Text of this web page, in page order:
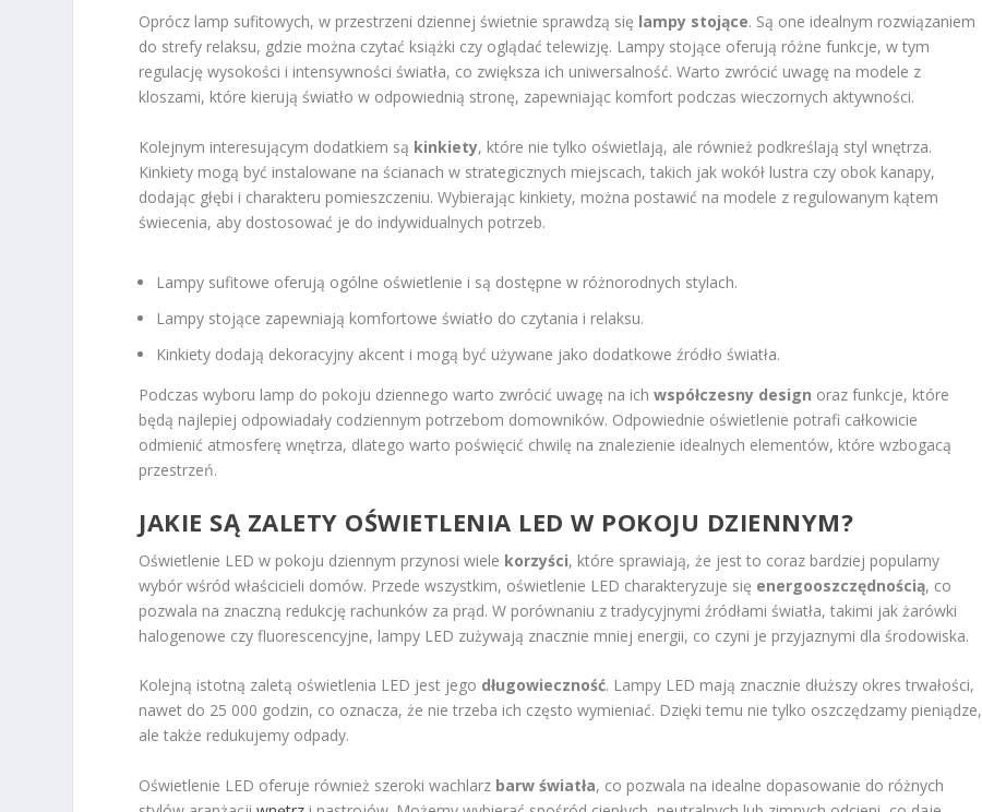
Oprócz lamp sufitowych, w przestrzeni dziennej świetnie sprawdzą się lampy stojące. Są one idealnym rozwiązaniem
do strefy relaksu, gdzie można czytać książki czy oglądać telewizję. Lampy stojące oferują różne funkcje, w tym
regulację wysokości i intensywności światła, co zwiększa ich uniwersalność. Warto zwrócić uwagę na modele z
kloszami, które kierują światło w odpowiednią stronę, zapewniając komfort podczas wieczornych aktywności.
Kolejnym interesującym dodatkiem są kinkiety, które nie tylko oświetlają, ale również podkreślają styl wnętrza.
Kinkiety mogą być instalowane na ścianach w strategicznych miejscach, takich jak wokół lustra czy obok kanapy,
dodając głębi i charakteru pomieszczeniu. Wybierając kinkiety, można postawić na modele z regulowanym kątem
świecenia, aby dostosować je do indywidualnych potrzeb.
Lampy sufitowe oferują ogólne oświetlenie i są dostępne w różnorodnych stylach.
Lampy stojące zapewniają komfortowe światło do czytania i relaksu.
Kinkiety dodają dekoracyjny akcent i mogą być używane jako dodatkowe źródło światła.
Podczas wyboru lamp do pokoju dziennego warto zwrócić uwagę na ichwspółczesny design oraz funkcje, które
będą najlepiej odpowiadały codziennym potrzebom domowników. Odpowiednie oświetlenie potrafi całkowicie
odmienić atmosferę wnętrza, dlatego warto poświęcić chwilę na znalezienie idealnych elementów, które wzbogacą
przestrzeń.
JAKIE SĄ ZALETY OŚWIETLENIA LED W POKOJU DZIENNYM?
Oświetlenie LED w pokoju dziennym przynosi wiele korzyści, które sprawiają, że jest to coraz bardziej popularny
wybór wśród właścicieli domów. Przede wszystkim, oświetlenie LED charakteryzuje się energooszczędnością, co
pozwala na znaczną redukcję rachunków za prąd. W porównaniu z tradycyjnymi źródłami światła, takimi jak żarówki
halogenowe czy fluorescencyjne, lampy LED zużywają znacznie mniej energii, co czyni je przyjaznymi dla środowiska.
Kolejną istotną zaletą oświetlenia LED jest jego długowieczność. Lampy LED mają znacznie dłuższy okres trwałości,
nawet do 25 000 godzin, co oznacza, że nie trzeba ich często wymieniać. Dzięki temu nie tylko oszczędzamy pieniądze,
ale także redukujemy odpady.
Oświetlenie LED oferuje również szeroki wachlarz barw światła, co pozwala na idealne dopasowanie do różnych